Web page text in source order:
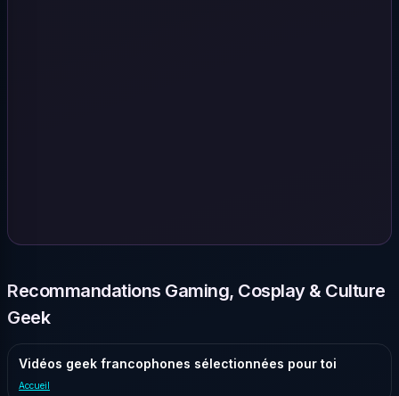
Recommandations Gaming, Cosplay & Culture
Geek
Vidéos geek francophones sélectionnées pour toi
Accueil